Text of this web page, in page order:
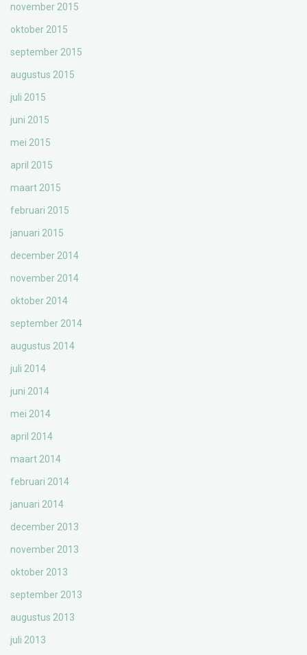
november 2015
oktober 2015
september 2015
augustus 2015
juli 2015
juni 2015
mei 2015
april 2015
maart 2015
februari 2015
januari 2015
december 2014
november 2014
oktober 2014
september 2014
augustus 2014
juli 2014
juni 2014
mei 2014
april 2014
maart 2014
februari 2014
januari 2014
december 2013
november 2013
oktober 2013
september 2013
augustus 2013
juli 2013